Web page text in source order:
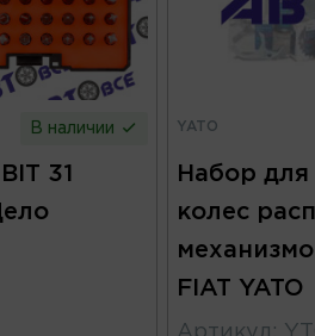
В наличии
31
YATO
Набор
колес
FIAT YATO
Артикул :